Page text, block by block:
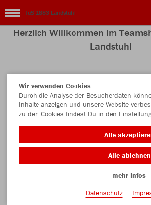
TuS 1883 Landstuhl
Herzlich Willkommen im
Landstuhl
Nachhaltig Farbe
Wir verwenden Cookies
Durch die Analyse der Besucherdaten
Inhalte anzeigen und unsere Website
zu den Cookies findest Du in den
Alle
Alle ablehnen
mehr Infos
Datenschutz